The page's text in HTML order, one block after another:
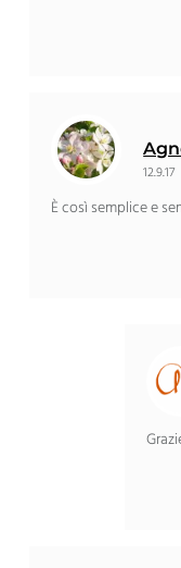
12.9.17
È così semplice e